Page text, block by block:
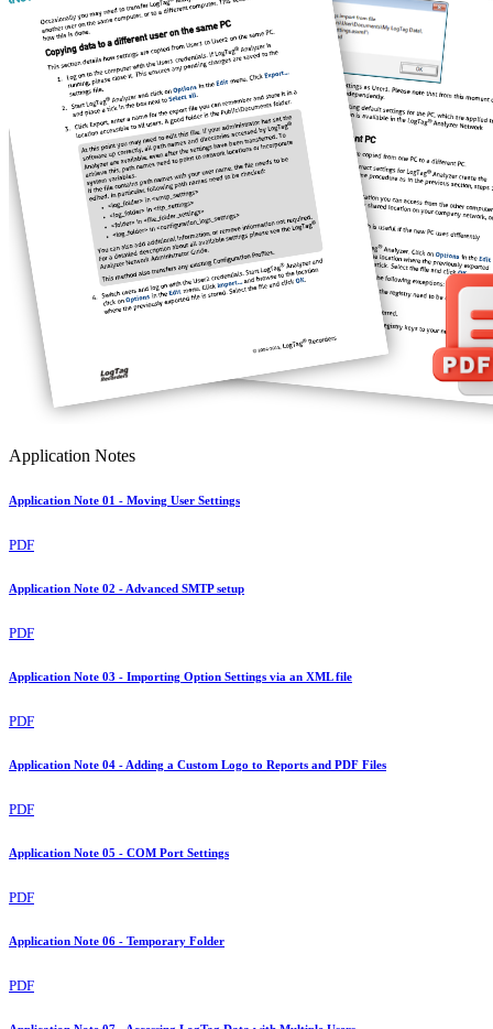
Application Notes
Application Note 01 - Moving User Settings
PDF
Application Note 02 - Advanced SMTP setup
PDF
Application Note 03 - Importing Option Settings via an XML file
PDF
Application Note 04 - Adding a Custom Logo to Reports and PDF Files
PDF
Application Note 05 - COM Port Settings
PDF
Application Note 06 - Temporary Folder
PDF